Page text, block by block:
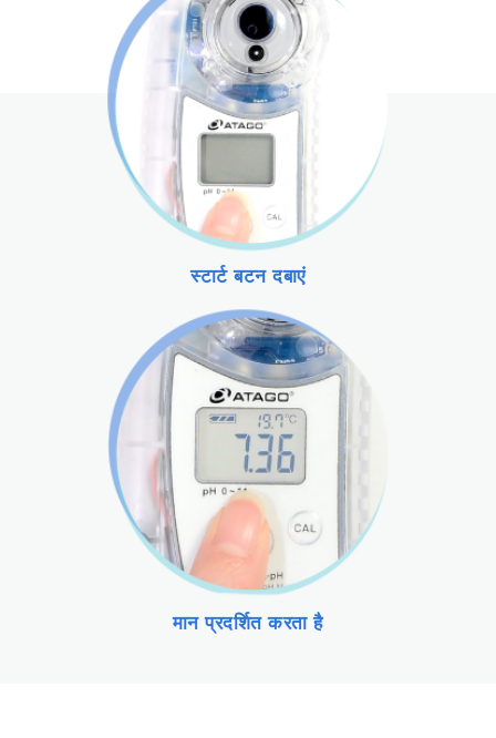
स्टार्ट बटन दबाएं
मान प्रदर्शित करता है